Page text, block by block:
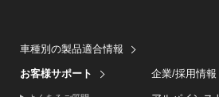
車種別の製品適合情報
お客様サポート 企業/採用情報